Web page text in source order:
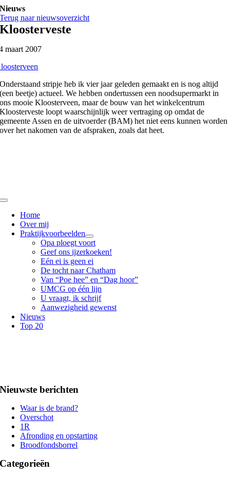
Ga
naar
inhoud
Toggle
NavigationHome
Over mij
Praktijkvoorbeelden
Opa ploegt voort
Geef ons ijzerkoeken!
Eén ei is geen ei
De tocht naar Chatham
Van “Poe hee” en “Dag hoor”
UMCG op één lijn
U vraagt, ik schrijf
Aanwezigheid gewenst
Nieuws
Top 20
Nieuws
Terug naar nieuwsoverzicht
Kloosterveste
maart 2007
Onderstaand stripje heb ik vier jaar geleden gemaakt en is nog altijd
(een beetje) actueel. We hebben ondertussen een noodsupermarkt in
ons mooie Kloosterveen, maar de bouw van het winkelcentrum
Kloosterveste loopt waarschijnlijk weer vertraging op omdat de
gemeente Assen en de uitvoerder (BAM) het niet eens kunnen worden
over het nakomen van de afspraken, zoals dat heet.
Nieuwste berichten
Waar is de brand?
Overschot
1R
Afronding en opstarting
Broodfondsborrel
Categorieën